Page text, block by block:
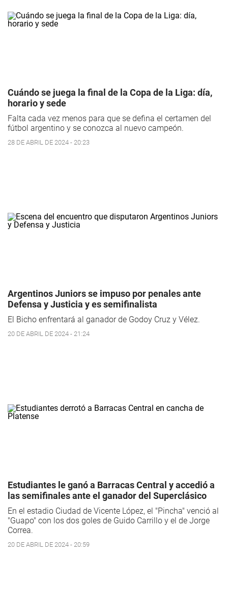
Cuándo se juega la final de la Copa de la Liga: día,
horario y sede
Falta cada vez menos para que se defina el certamen del
fútbol argentino y se conozca al nuevo campeón.
28 DE ABRIL DE 2024 - 20:23
Argentinos Juniors se impuso por penales ante
Defensa y Justicia y es semifinalista
El Bicho enfrentará al ganador de Godoy Cruz y Vélez.
20 DE ABRIL DE 2024 - 21:24
Estudiantes le ganó a Barracas Central y accedió a
las semifinales ante el ganador del Superclásico
En el estadio Ciudad de Vicente López, el "Pincha" venció al
"Guapo" con los dos goles de Guido Carrillo y el de Jorge
Correa.
20 DE ABRIL DE 2024 - 20:59